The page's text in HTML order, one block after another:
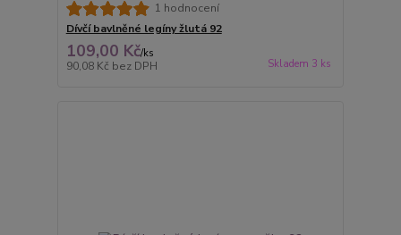
1 hodnocení
Dívčí bavlněné legíny žlutá 92
109,00 Kč/ks
90,08 Kč bez DPH Skladem 3 ks